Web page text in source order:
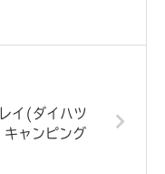
イ(ダイハツ
キャンピング